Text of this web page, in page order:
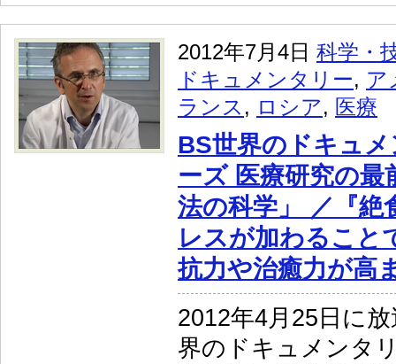
2012年7月4日 科学・
ドキュメンタリー, ア
ランス , ロシア, 医療
BS世界のドキュ
ーズ 医療研究の最
法の科学」 ／『絶
レスが加わること
抗力や治癒力が高
2012年4月25日に
界のドキュメンタ